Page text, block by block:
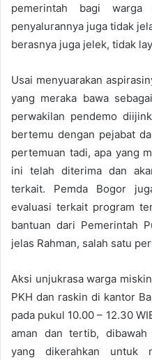
pemerintah bagi
penyalurannya juga tidak
berasnya juga jelek, tidak
Usai menyuarakan
yang meraka bawa
perwakilan pendemo
bertemu dengan pejabat
pertemuan tadi, apa yang
ini telah diterima dan
terkait. Pemda Bogor
evaluasi terkait program
bantuan dari Pemerintah
jelas Rahman, salah satu
Aksi unjukrasa warga
PKH dan raskin di kantor
pada pukul 10.00 – 12.30
aman dan tertib, dibawah
yang dikerahkan untuk